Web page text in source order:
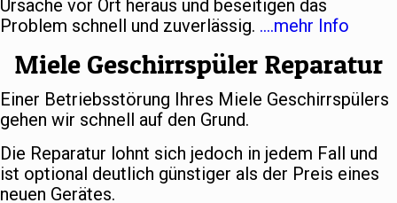
Ursache vor Ort heraus und beseitigen das
Problem schnell und zuverlässig. ….mehr Info
Miele Geschirrspüler Reparatur
Einer Betriebsstörung Ihres Miele Geschirrspülers
gehen wir schnell auf den Grund.
Die Reparatur lohnt sich jedoch in jedem Fall und
ist optional deutlich günstiger als der Preis eines
neuen Gerätes.